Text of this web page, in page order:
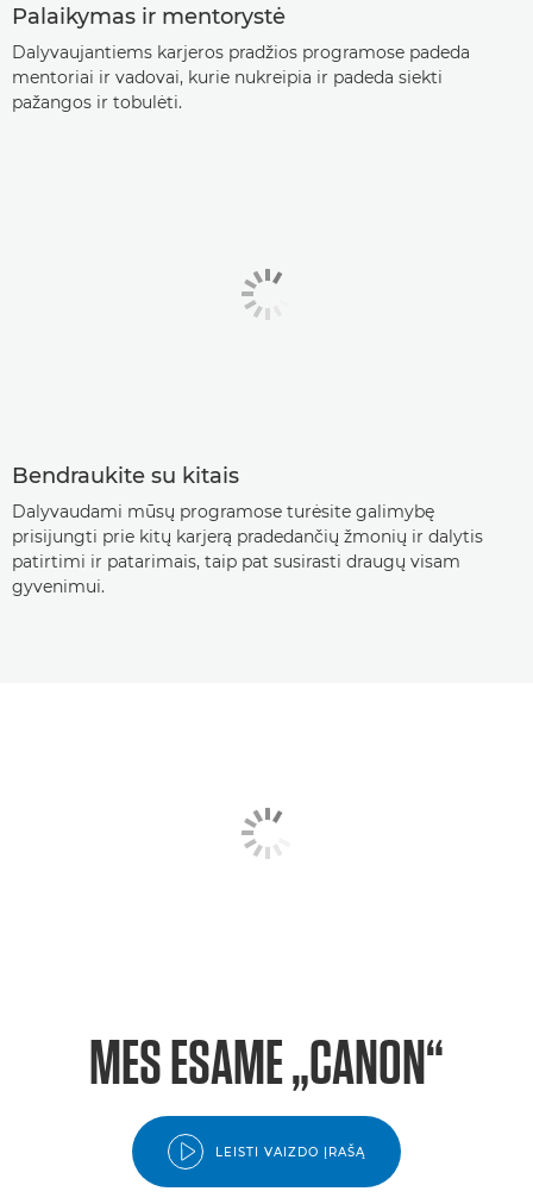
Palaikymas ir mentorystė
Dalyvaujantiems karjeros pradžios programose padeda
mentoriai ir vadovai, kurie nukreipia ir padeda siekti
pažangos ir tobulėti.
Bendraukite su kitais
Dalyvaudami mūsų programose turėsite galimybę
prisijungti prie kitų karjerą pradedančių žmonių ir dalytis
patirtimi ir patarimais, taip pat susirasti draugų visam
gyvenimui.
MES ESAME „CANON“
LEISTI VAIZDO ĮRAŠĄ